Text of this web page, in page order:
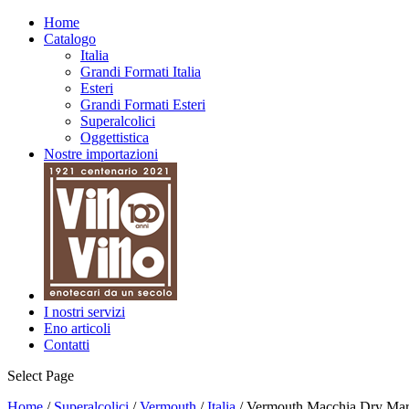
Home
Catalogo
Italia
Grandi Formati Italia
Esteri
Grandi Formati Esteri
Superalcolici
Oggettistica
Nostre importazioni
I nostri servizi
Eno articoli
Contatti
Select Page